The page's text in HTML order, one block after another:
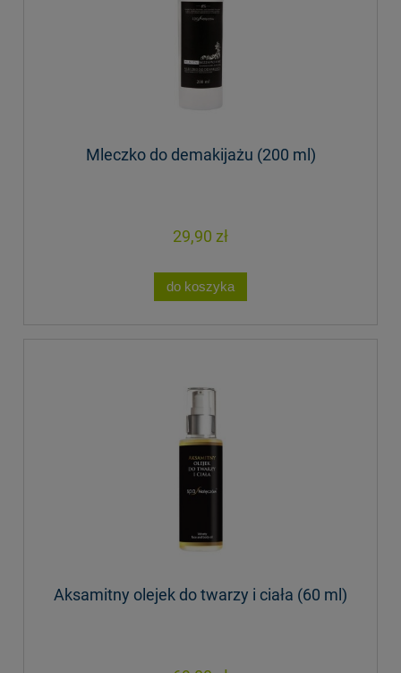
Mleczko do demakijażu (200 ml)
29,90 zł
do koszyka
Aksamitny olejek do twarzy i ciała (60 ml)